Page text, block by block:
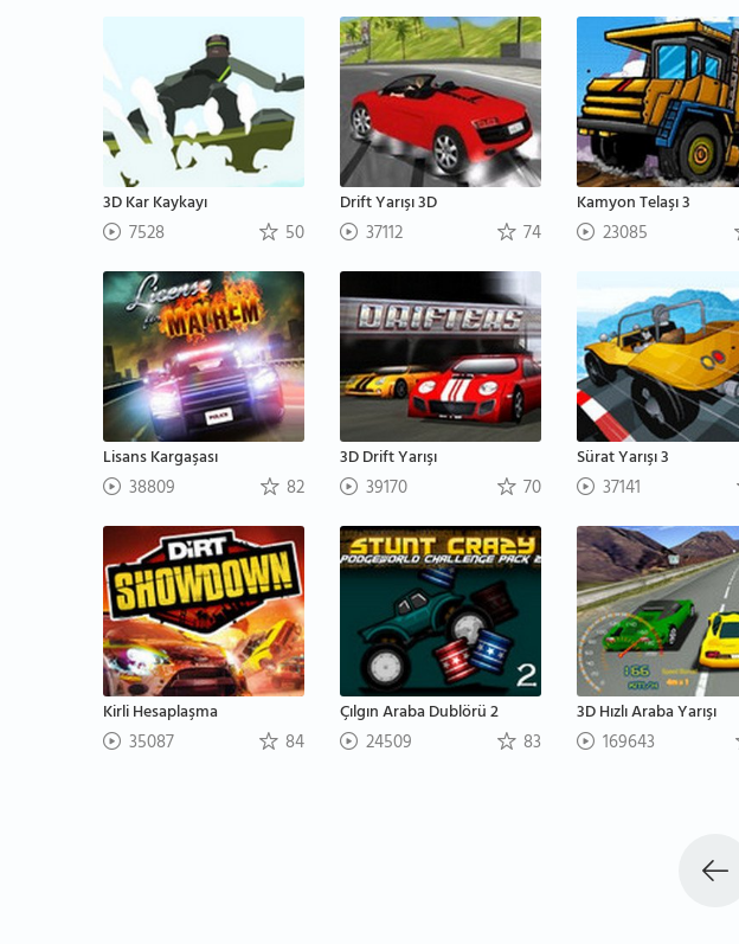
3D Kar Kaykayı
7528 50
Drift Yarışı 3D
37112 74
Kamyon Telaşı 3
23085
Lisans Kargaşası
38809 82
3D Drift Yarışı
39170 70
Sürat Yarışı 3
37141
Kirli Hesaplaşma
35087 84
Çılgın Araba Dublörü 2
24509 83
3D Hızlı Araba Yarışı
169643